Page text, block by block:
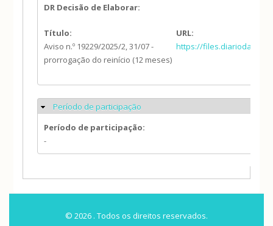
DR Decisão de Elaborar:
Título:
Aviso n.º 19229/2025/2, 31/07 -
prorrogação do reinício (12 meses)
URL:
https://
Ocultar
Período de participação
Período de participação:
-
© 2026 . Todos os direitos reservados.